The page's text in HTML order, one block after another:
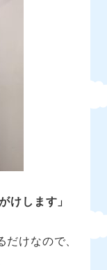
けします」
けなので、